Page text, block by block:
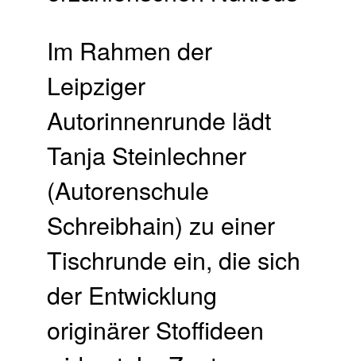
Im Rahmen der
Leipziger
Autorinnenrunde lädt
Tanja Steinlechner
(Autorenschule
Schreibhain) zu einer
Tischrunde ein, die sich
der Entwicklung
originärer Stoffideen